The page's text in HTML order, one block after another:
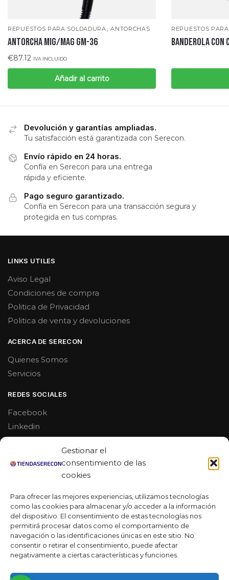
Gestionar el
consentimiento de las
cookies
Para ofrecer las mejores experiencias, utilizamos tecnologías
como las cookies para almacenar y/o acceder a la información
del dispositivo. El consentimiento de estas tecnologías nos
permitirá procesar datos como el comportamiento de
navegación o las identificaciones únicas en este sitio. No
consentir o retirar el consentimiento, puede afectar
negativamente a ciertas características y funciones.
REPUESTOS PARA SOLDADURA,ANTORCHAS
ANTORCHA MIG/MAG GM-36
€87.12 IVA INCLUIDO
Añadir al carrito
REPUESTOS
BANDEROLA CON
Devolución y garantías ampliadas.
Tu satisfacción está garantizada con Serecon.
Envío rápido en 24 horas.
Confía en Serecon para una entrega
rápida y eficiente.
Pago seguro garantizado.
Confía en Serecon para una transacción segura y
protegida en tus compras.
LINKS UTILES
Aviso Legal
Condiciones de compra
Politica de Privacidad
Politica de venta y devoluciones
ACERCA DE SERECON
Quienes Somos
Servicios
REDES SOCIALES
Facebook
Linkedin
MAS DE 50 RESEÑAS
★★★★★
La verdad es que fue una compra muy económica, la
calidad mucho mejor de lo que esperaba y la entrega en un
día. ¡Estoy muy satisfecha con la atención al cliente y el
servicio!
Desarrollado por